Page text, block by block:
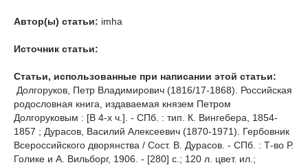
Автор(ы) статьи: imha
Источник статьи:
Статьи, использованные при написании этой статьи:
Долгоруков, Петр Владимирович (1816/17-1868). Российская
родословная книга, издаваемая князем Петром
Долгоруковым : [В 4-х ч.]. - СПб. : тип. К. Вингебера, 1854-
1857 ; Дурасов, Василий Алексеевич (1870-1971). Гербовник
Всероссийского дворянства / Сост. В. Дурасов. - СПб. : Т-во Р.
Голике и А. Вильборг, 1906. - [280] с.; 120 л. цвет. ил.;